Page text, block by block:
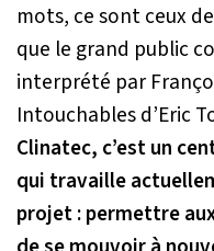
mots, ce sont ceux
que le grand public
interprété par
Intouchablesd’Eric
Clinatec, c’est un
qui travaille
projet : permettre